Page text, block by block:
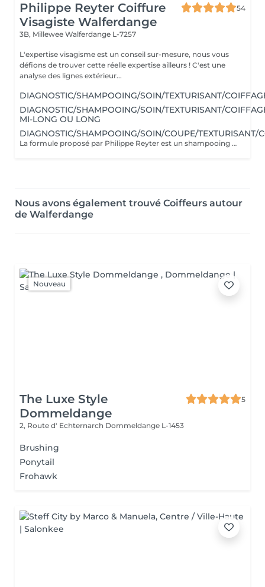
Philippe Reyter Coiffure
Visagiste Walferdange
54
3B, Millewee Walferdange L-7257
L'expertise visagisme est un conseil sur-mesure, nous vous
défions de trouver cette réelle expertise ailleurs ! C'est une
analyse des lignes extérieur...
DIAGNOSTIC/SHAMPOOING/SOIN/TEXTURISANT/
DIAGNOSTIC/SHAMPOOING/SOIN/TEXTURISANT/
MI-LONG OU LONG
DIAGNOSTIC/SHAMPOOING/SOIN/COUPE/TEXTURISANT/
La formule proposé par Philippe Reyter est un shampooing adapté, une coupe et un brushing selon votre souhait.Pour votre shampooing nous effectuerons un massage du cuir chevelu. Avant de commencer, Philippe vous proposera un pré-diagnostic de structure de coupe afin de mieux vous connaitre et de vous faire des propositions.
Nous avons également trouvé Coiffeurs autour
de Walferdange
Nouveau
The Luxe Style
Dommeldange
5
2, Route d' Echternarch Dommeldange L-1453
Brushing
Ponytail
Frohawk